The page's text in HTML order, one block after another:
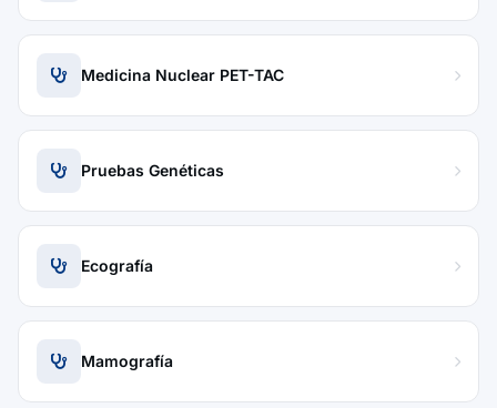
Medicina Nuclear PET-TAC
Pruebas Genéticas
Ecografía
Mamografía